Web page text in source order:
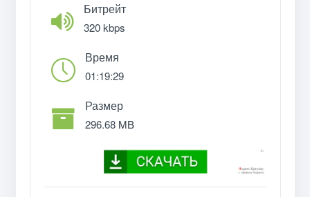
Битрейт
320 kbps
Время
01:19:29
Размер
296.68 MB